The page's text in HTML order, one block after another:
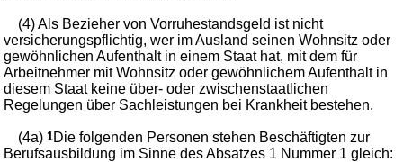
(4) Als Bezieher von Vorruhestandsgeld ist nicht
versicherungspflichtig, wer im Ausland seinen Wohnsitz oder
gewöhnlichen Aufenthalt in einem Staat hat, mit dem für
Arbeitnehmer mit Wohnsitz oder gewöhnlichem Aufenthalt in
diesem Staat keine über- oder zwischenstaatlichen
Regelungen über Sachleistungen bei Krankheit bestehen.
(4a)1Die folgenden Personen stehen Beschäftigten zur
Berufsausbildung im Sinne des Absatzes 1 Nummer 1 gleich: